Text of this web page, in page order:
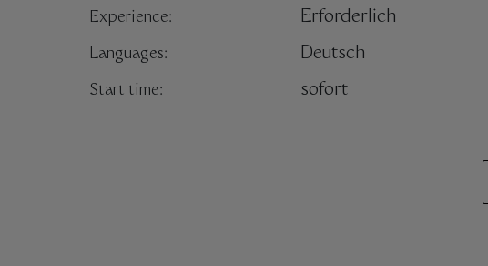
Experience: Erforderlich
Languages: Deutsch
Start time: sofort